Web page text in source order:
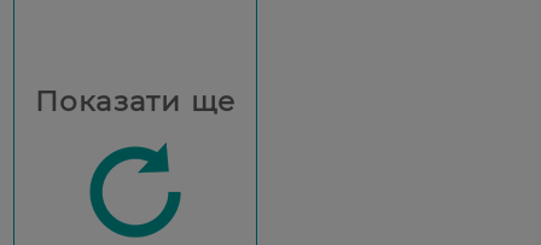
Показати ще